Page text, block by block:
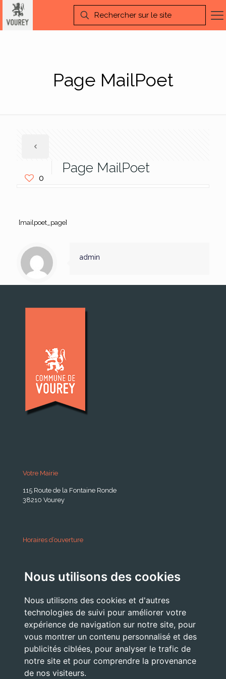
Nous utilisons des cookies
Nous utilisons des cookies et d'autres
technologies de suivi pour améliorer votre
expérience de navigation sur notre site, pour
vous montrer un contenu personnalisé et des
publicités ciblées, pour analyser le trafic de
notre site et pour comprendre la provenance
de nos visiteurs.
Page MailPoet
0
Page MailPoet
[mailpoet_page]
admin
Votre Mairie
115 Route de la Fontaine Ronde
38210 Vourey
Horaires d’ouverture
Lundi . Mardi : 10h 12h /16h 18h30
Jeudi . Vendredi : 13h30 / 17h
Nous Contacter
accueil@commune-vourey.fr